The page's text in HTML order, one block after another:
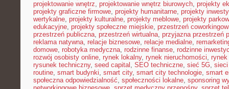
projektowanie wnętrz, projektowanie wnętrz biurowych, projekty
projekty graficzne firmowe, projekty humanitarne, projekty
wertykalne, projekty kulturalne, projekty meblowe, projekty
edukacyjne, projekty społeczne miejskie, przestrzeń
przestrzeń publiczna, przestrzeń wirtualna, przyjazna przestrzeń
reklama natywna, relacje biznesowe, relacje medialne,
domowe, robotyka medyczna, rodzinne finanse, rodzinne
rozwój osobisty online, rynek lokalny, rynek nieruchomości,
rysunek techniczny, seed capital , SEO techniczne, sieć 5G, sieci
routine, smart budynki, smart city, smart city technologie, smart
społeczna odpowiedzialność, społeczności lokalne, sponsoring